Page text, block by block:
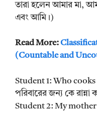
তারা হলেন আমার মা,
এবং আমি।)
Read More:
(Countable and
Student 1: Who
পরিবারের জন্য কে রান্না
Student 2: My